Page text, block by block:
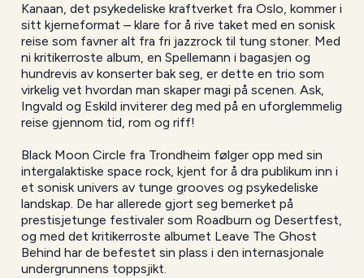
Kanaan, det psykedeliske kraftverket fra Oslo, kommer i
sitt kjerneformat – klare for å rive taket med en sonisk
reise som favner alt fra fri jazzrock til tung stoner. Med
ni kritikerroste album, en Spellemann i bagasjen og
hundrevis av konserter bak seg, er dette en trio som
virkelig vet hvordan man skaper magi på scenen. Ask,
Ingvald og Eskild inviterer deg med på en uforglemmelig
reise gjennom tid, rom og riff!
Black Moon Circle fra Trondheim følger opp med sin
intergalaktiske space rock, kjent for å dra publikum inn i
et sonisk univers av tunge grooves og psykedeliske
landskap. De har allerede gjort seg bemerket på
prestisjetunge festivaler som Roadburn og Desertfest,
og med det kritikerroste albumet Leave The Ghost
Behind har de befestet sin plass i den internasjonale
undergrunnens toppsjikt.